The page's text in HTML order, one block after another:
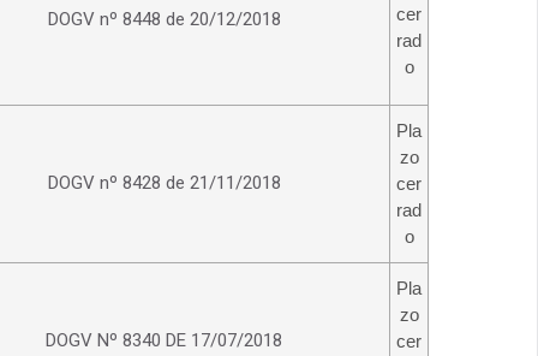
DOGV nº 8448 de 20/12/2018
cer
rad
o
DOGV nº 8428 de 21/11/2018
Pla
zo
cer
rad
o
DOGV Nº 8340 DE 17/07/2018
Pla
zo
cer